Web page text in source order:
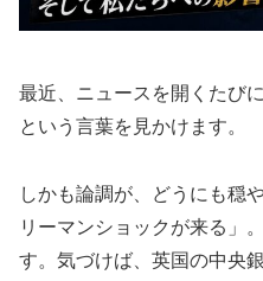
最近、ニュースを開くたび
という言葉を見かけます。
しかも論調が、どうにも穏
リーマンショックが来る」
す。気づけば、英国の中央